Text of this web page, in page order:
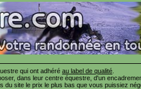
qui ont adhéré au label de qualité
dans leur centre équestre, d'un
site le prix le plus bas que vous puissiez